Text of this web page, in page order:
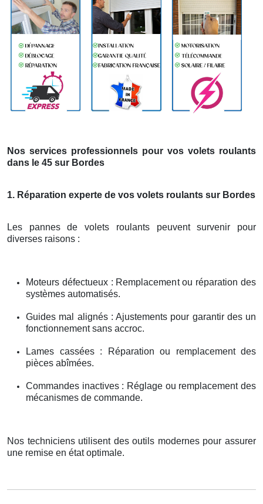
Nos services professionnels pour vos volets roulants
dans le 45 sur Bordes
1. Réparation experte de vos volets roulants sur Bordes
Les pannes de volets roulants peuvent survenir pour
diverses raisons :
Moteurs défectueux : Remplacement ou réparation des
systèmes automatisés.
Guides mal alignés : Ajustements pour garantir des un
fonctionnement sans accroc.
Lames cassées : Réparation ou remplacement des
pièces abîmées.
Commandes inactives : Réglage ou remplacement des
mécanismes de commande.
Nos techniciens utilisent des outils modernes pour assurer
une remise en état optimale.